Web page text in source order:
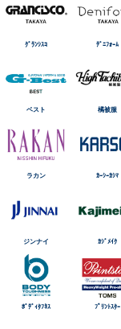
ｸﾞﾗﾝｼｽｺ ﾃﾞﾆﾌｫｰﾑ
ベスト 橘被服
ラカン ｶｰｼｰｶｼﾏ
ジンナイ ｶｼﾞﾒｲｸ
ﾎﾞﾃﾞｨﾀﾌﾈｽ ﾌﾟﾘﾝﾄｽﾀｰ